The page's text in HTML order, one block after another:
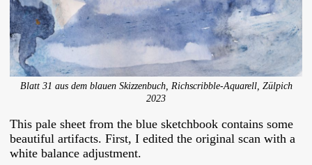
Blatt 31 aus dem blauen Skizzenbuch, Richscribble-Aquarell, Zülpich
2023
This pale sheet from the blue sketchbook contains some
beautiful artifacts. First, I edited the original scan with a
white balance adjustment.